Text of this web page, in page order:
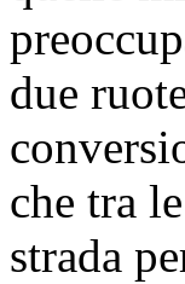
due
che tra
strada